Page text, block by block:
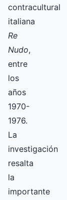
contracultural
italiana
Re
Nudo,
entre
los
años
1970-
1976.
La
investigación
resalta
la
importante